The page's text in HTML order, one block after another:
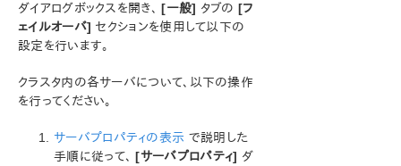
コミュニケーションパスの作成
コミュニケーションパスの削除
マニュアルページ
LKSUPPORT
SNMP による SIOS Protection Suite イベント転送の
概要
ダイアログボックスを開き、[一般] タブの [フ
ェイルオーバ] セクションを使用して以下の
設定を行います。
クラスタ内の各サーバについて、以下の操作
を行ってください。
サーバプロパティの表示 で説明した
手順に従って、[サーバプロパティ] ダ